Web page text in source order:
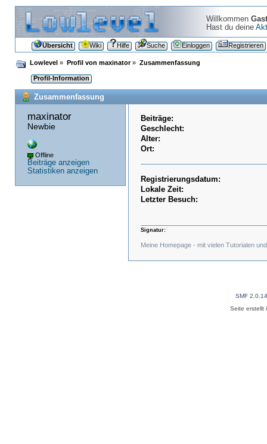
Willkommen Gast
Hast du deine
Übersicht Wiki Hilfe Suche Einloggen Registrieren
Lowlevel » Profil von maxinator» Zusammenfassung
Profil-Information
Zusammenfassung
maxinator
Newbie
Offline
Beiträge anzeigen
Statistiken anzeigen
Beiträge:
Geschlecht:
Alter:
Ort:
Registrierungsdatum:
Lokale Zeit:
Letzter Besuch:
Signatur:
Meine Homepage - mit vielen Tutorialen
SMF 2.0.14
Seite erstellt